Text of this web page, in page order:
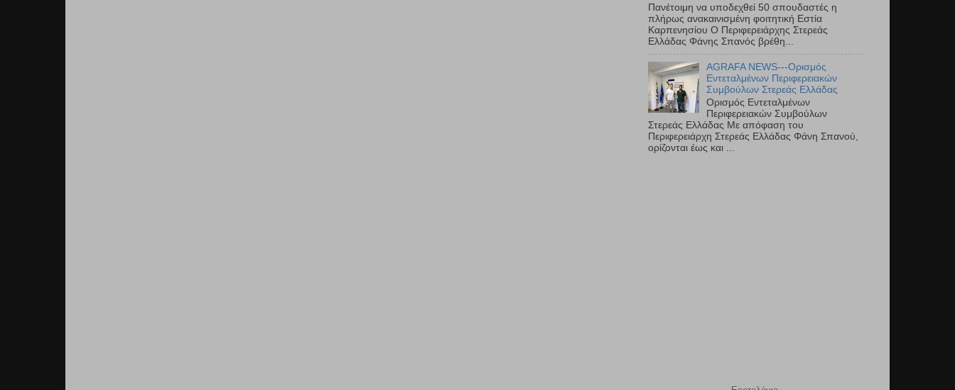
Πανέτοιμη να υποδεχθεί 50 σπουδαστές η
πλήρως ανακαινισμένη φοιτητική Εστία
Καρπενησίου Ο Περιφερειάρχης Στερεάς
Ελλάδας Φάνης Σπανός βρέθη...
AGRAFA NEWS---Ορισμός
Εντεταλμένων Περιφερειακών
Συμβούλων Στερεάς Ελλάδας
Ορισμός Εντεταλμένων
Περιφερειακών Συμβούλων
Στερεάς Ελλάδας Με απόφαση του
Περιφερειάρχη Στερεάς Ελλάδας Φάνη Σπανού,
ορίζονται έως και ...